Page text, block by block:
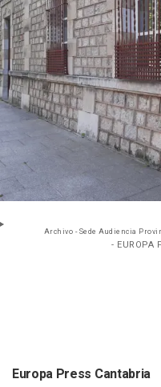
Archivo - Sede Audiencia
- EUROPA
Europa Press Cantabria